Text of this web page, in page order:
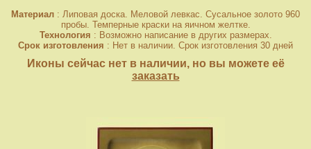
Материал : Липовая доска. Меловой левкас. Сусальное золото 960
пробы. Темперные краски на яичном желтке.
Технология : Возможно написание в других размерах.
Срок изготовления : Нет в наличии. Срок изготовления 30 дней
Иконы сейчас нет в наличии, но вы можете её
заказать